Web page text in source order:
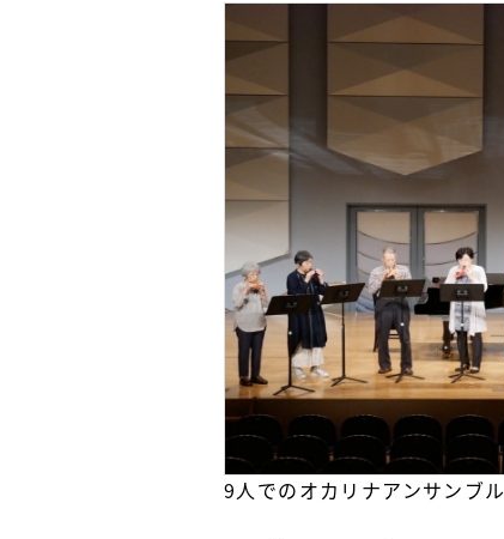
9人でのオカリナアンサンブル